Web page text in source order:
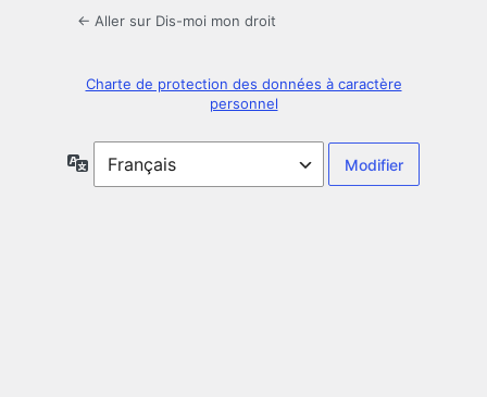
← Aller sur Dis-moi mon droit
Charte de protection des données à caractère
personnel
Langue